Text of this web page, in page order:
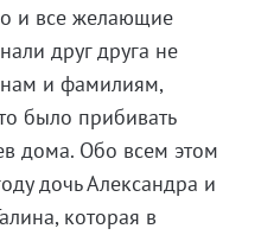
и все желающие
друг друга не
и фамилиям,
было прибивать
дома. Обо всем этом
дочь Александра и
которая в